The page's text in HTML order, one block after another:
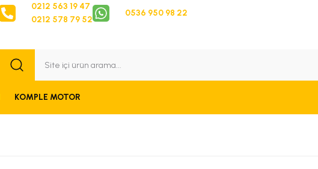
0212 563 19 47
0212 578 79 52
0536 950 98 22
KOMPLE MOTOR